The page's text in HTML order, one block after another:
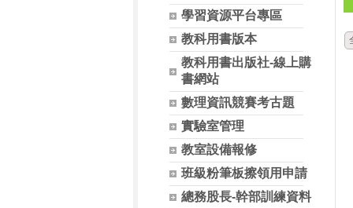
學習資源平台專區
教科用書版本
教科用書出版社-線上購
書網站
數理資訊競賽考古題
實驗室管理
教室設備報修
班級粉筆板擦領用申請
總務股長-幹部訓練資料